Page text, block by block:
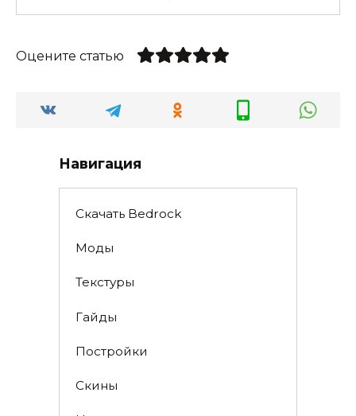
Оцените статью
Навигация
Скачать Bedrock
Моды
Текстуры
Гайды
Постройки
Скины